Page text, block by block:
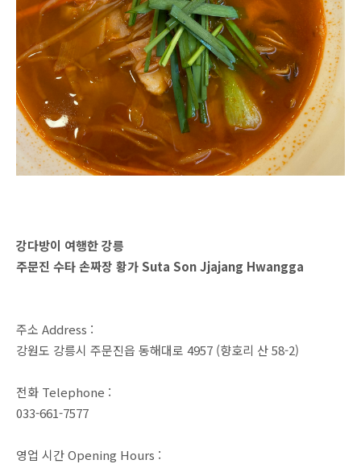
강다방이 여행한 강릉
주문진 수타 손짜장 황가 Suta Son Jjajang Hwangga
주소 Address :
강원도 강릉시 주문진읍 동해대로 4957 (향호리 산 58-2)
전화 Telephone :
033-661-7577
영업 시간 Opening Hours :